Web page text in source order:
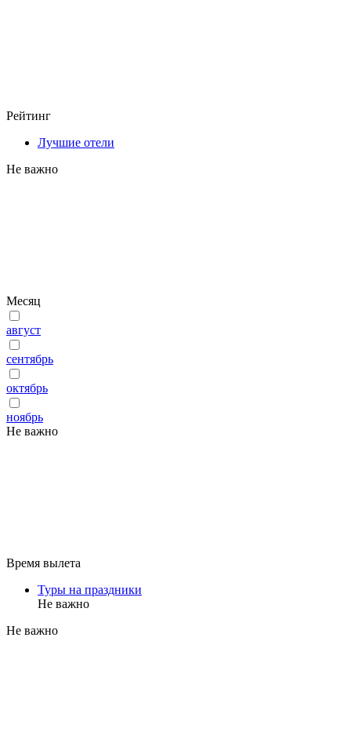
Рейтинг
Лучшие отели
Не важно
Месяц
август
сентябрь
октябрь
ноябрь
Не важно
Время вылета
Туры на праздники
Не важно
Не важно